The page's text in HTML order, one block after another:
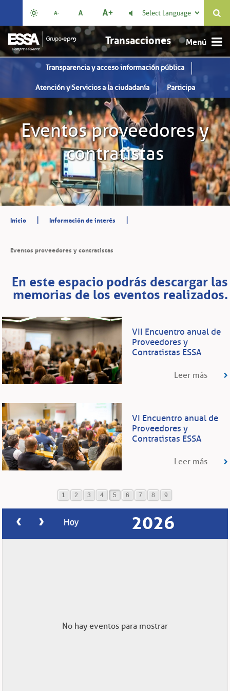
Select Language 
Transacciones
Transparencia y acceso información pública
Atención y Servicios a la ciudadanía Participa
Eventos proveedores y
contratistas
Inicio | Información de interés |
Eventos proveedores y contratistas
En este espacio podrás descargar las
memorias de los eventos realizados.
VII Encuentro anual de
Proveedores y
Contratistas ESSA
Leer más
VI Encuentro anual de
Proveedores y
Contratistas ESSA
Leer más
1 2 3 4 5 6 7 8 9
Hoy 2026
No hay eventos para mostrar